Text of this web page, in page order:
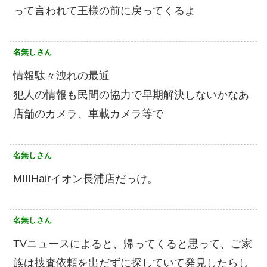
って言われて王様の前に戻ってくるよ
名無しさん
情報駄々洩れの最近
犯人の情報も民間の協力で早期解決しないかなあ
店舗のカメラ、車載カメラ等で
名無しさん
MIIIHairイオン長浦店だっけ。
名無しさん
TVニュースによると、帰ってくると思って、ご家
族は捜査依頼を出だずに探していて発見したらし